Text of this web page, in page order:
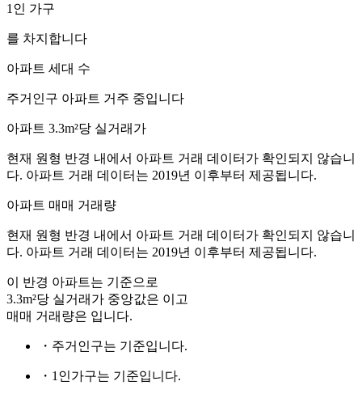
1인 가구
를 차지합니다
아파트 세대 수
주거인구 아파트 거주 중입니다
아파트 3.3m²당 실거래가
현재 원형 반경 내에서 아파트 거래 데이터가 확인되지 않습니
다. 아파트 거래 데이터는 2019년 이후부터 제공됩니다.
아파트 매매 거래량
현재 원형 반경 내에서 아파트 거래 데이터가 확인되지 않습니
다. 아파트 거래 데이터는 2019년 이후부터 제공됩니다.
이 반경 아파트는 기준으로
3.3m²당 실거래가 중앙값은 이고
매매 거래량은 입니다.
・주거인구는 기준입니다.
・1인가구는 기준입니다.